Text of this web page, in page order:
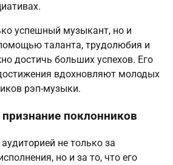
успешный музыкант, но и
таланта, трудолюбия и
достичь больших успехов. Его
вдохновляют молодых
рэп-музыки.
поклонников
не только за
но и за то, что его